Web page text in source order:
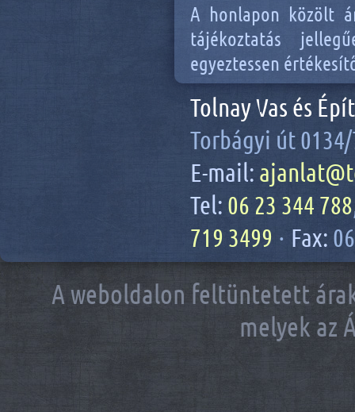
A honlapon közölt
tájékoztatás
egyeztessen
Tolnay Vas és
Torbágyi út
E-mail:
Tel: 06 23 344 788
719 3499 · Fax:
A weboldalon feltüntetett
melyek az